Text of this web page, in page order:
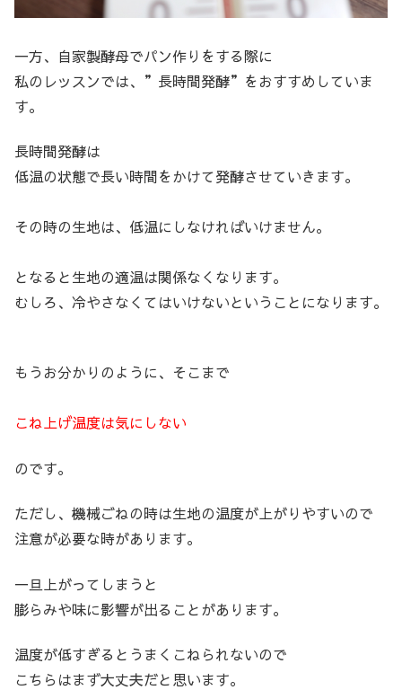
一方、自家製酵母でパン作りをする際に
私のレッスンでは、”長時間発酵”をおすすめしていま
す。
長時間発酵は
低温の状態で長い時間をかけて発酵させていきます。
その時の生地は、低温にしなければいけません。
となると生地の適温は関係なくなります。
むしろ、冷やさなくてはいけないということになります。
もうお分かりのように、そこまで
こね上げ温度は気にしない
のです。
ただし、機械ごねの時は生地の温度が上がりやすいので
注意が必要な時があります。
一旦上がってしまうと
膨らみや味に影響が出ることがあります。
温度が低すぎるとうまくこねられないので
こちらはまず大丈夫だと思います。